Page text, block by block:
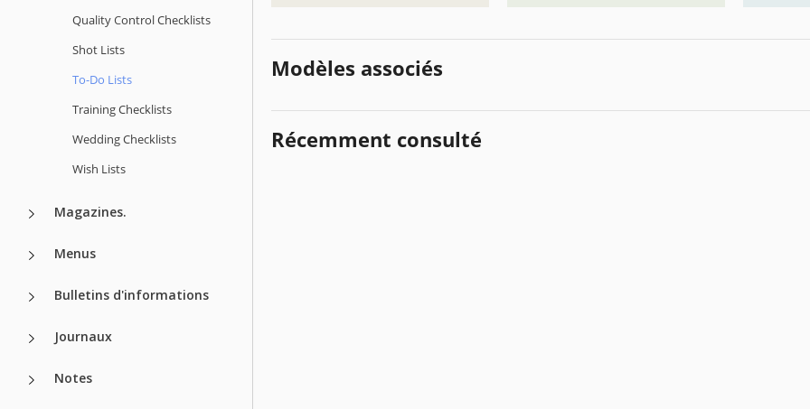
Quality Сontrol Checklists
Shot Lists
To-Do Lists
Training Checklists
Wedding Checklists
Wish Lists
Magazines.
Menus
Bulletins d'informations
Journaux
Notes
Modèles associés
Récemment consulté